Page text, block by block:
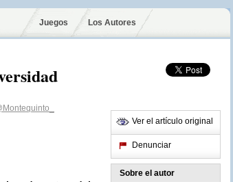
Juegos Los Autores
Ver el artículo original
Denunciar
Sobre el autor